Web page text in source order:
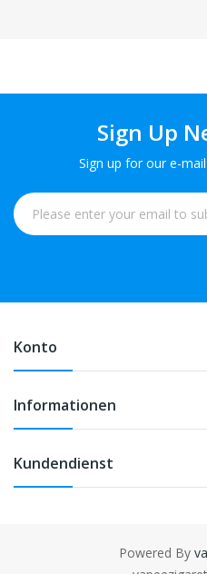
Sign Up
Sign up for our e-
Konto
Informationen
Kundendienst
Powered By